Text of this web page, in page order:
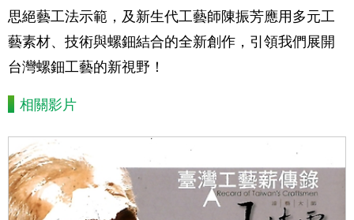
思絕藝工法示範，及新生代工藝師陳振芳應用多元工
藝素材、技術與螺鈿結合的全新創作，引領我們展開
台灣螺鈿工藝的新視野！
相關影片